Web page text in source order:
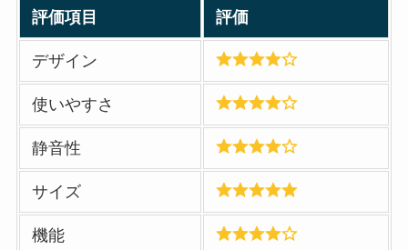
評価項目 評価
デザイン
使いやすさ
静音性
サイズ
機能